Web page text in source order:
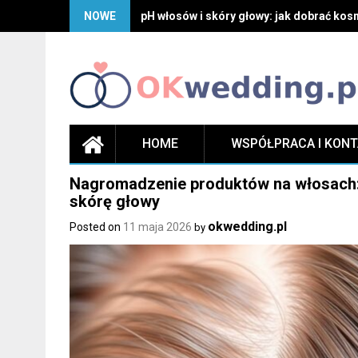
NOWE pH włosów i skóry głowy: jak dobrać
HOME WSPÓŁPRACA I
Nagromadzenie produktów na
skórę głowy
Posted on 11 maja 2026 by okwedding.pl